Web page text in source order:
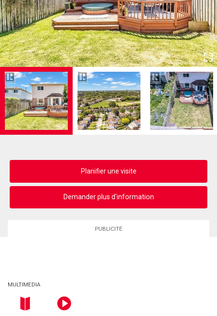
Planifier une visite
Demander plus d'information
PUBLICITÉ
MULTIMEDIA